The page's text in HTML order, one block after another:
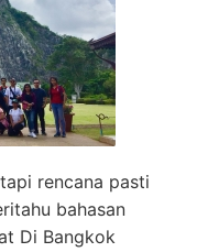
rencana pasti
bahasan
Di Bangkok